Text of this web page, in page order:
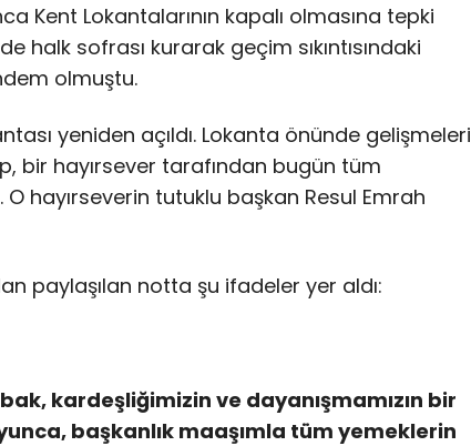
Kent Lokantalarının kapalı olmasına tepki
sofrası kurarak geçim sıkıntısındaki
olmuştu.
yeniden açıldı. Lokanta önünde gelişmeleri
bir hayırsever tarafından bugün tüm
O hayırseverin tutuklu başkan Resul Emrah
paylaşılan notta şu ifadeler yer aldı:
kardeşliğimizin ve dayanışmamızın bir
başkanlık maaşımla tüm yemeklerin